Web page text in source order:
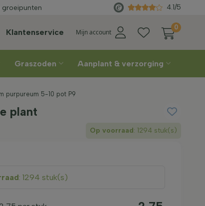
groeipunten 4.1/5
Klantenservice Mijn account
0
Graszoden Aanplant & verzorging
purpureum 5-10 pot P9
plant
Op voorraad: 1294 stuk(s)
: 1294 stuk(s)